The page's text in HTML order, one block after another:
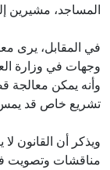
المساجد، مشيرين
في المقابل، يرى
وجهات في وزارة
وأنه يمكن معالجة
تشريع خاص قد يمس
ويذكر أن القانون
مناقشات وتصويت في